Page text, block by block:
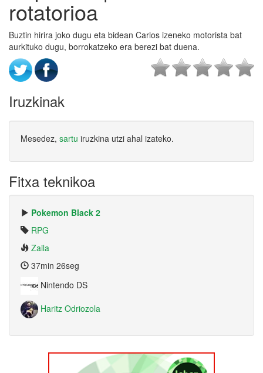
rotatorioa
Buztin hirira joko dugu eta bidean Carlos izeneko motorista bat
aurkituko dugu, borrokatzeko era berezi bat duena.
Iruzkinak
Mesedez, sartu iruzkina utzi ahal izateko.
Fitxa teknikoa
Pokemon Black 2
RPG
Zaila
37min 26seg
Nintendo DS
Haritz Odriozola